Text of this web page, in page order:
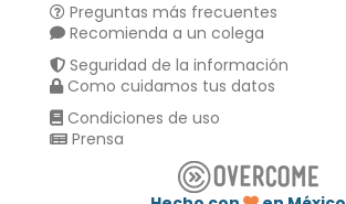
Preguntas más frecuentes
Recomienda a un colega
Seguridad de la información
Como cuidamos tus datos
Condiciones de uso
Prensa